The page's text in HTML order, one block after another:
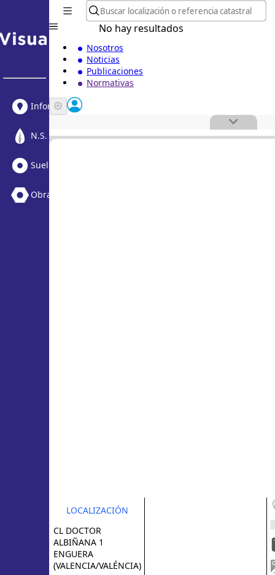
Informe Urbanístico
N.S. Medioambiental
Suelo Vacante + Obras
Obras
No hay resultados
Nosotros
Noticias
Publicaciones
Normativas
LOCALIZACIÓN
CL DOCTOR
ALBIÑANA 1
ENGUERA
(VALENCIA/VALÉNCIA)